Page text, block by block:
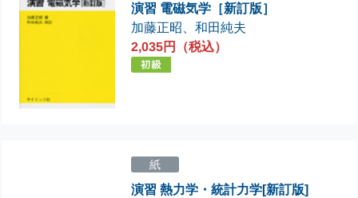
演習 電磁気学［新訂版］
加藤正昭 、和田純夫
2,035円（税込）
紙
演習 熱力学・統計力学[新訂版]